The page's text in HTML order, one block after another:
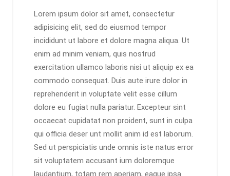
Lorem ipsum dolor sit amet, consectetur
adipisicing elit, sed do eiusmod tempor
incididunt ut labore et dolore magna aliqua. Ut
enim ad minim veniam, quis nostrud
exercitation ullamco laboris nisi ut aliquip ex ea
commodo consequat. Duis aute irure dolor in
reprehenderit in voluptate velit esse cillum
dolore eu fugiat nulla pariatur. Excepteur sint
occaecat cupidatat non proident, sunt in culpa
qui officia deser unt mollit anim id est laborum.
Sed ut perspiciatis unde omnis iste natus error
sit voluptatem accusant ium doloremque
laudantium, totam rem aperiam, eaque ipsa